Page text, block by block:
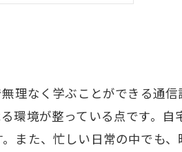
の第一歩
理なく学ぶことができる通
環境が整っている点です。
また、忙しい日常の中でも